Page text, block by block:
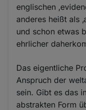
englischen
anderes heißt als
und schon etwas
ehrlicher
Das eigentliche
Anspruch der
sein. Gibt es das
abstrakten Form